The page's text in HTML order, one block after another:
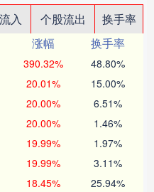
入 个股流出
换手率
涨幅
换手率
390.32% 48.80%
20.01% 15.00%
20.00% 6.51%
20.00% 1.46%
19.99% 1.97%
19.99% 3.11%
18.45% 25.94%